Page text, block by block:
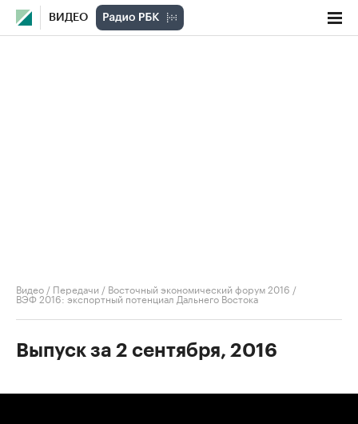
ВИДЕО
Видео / Передачи / Восточный экономический форум 2016 /
ВЭФ 2016: экспортный потенциал Дальнего Востока
Выпуск за 2 сентября, 2016